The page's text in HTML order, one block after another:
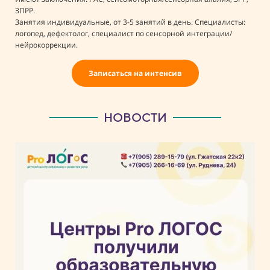
ЗПРР.
Занятия индивидуальные, от 3-5 занятий в день. Специалисты:
логопед, дефектолог, специалист по сенсорной интеграции/
нейрокоррекции.
Занятия индивидуальные, от 3-5 занятий в день. Специалисты:
логопед, дефектолог, нейропсихолог.
Записаться на интенсив
НОВОСТИ